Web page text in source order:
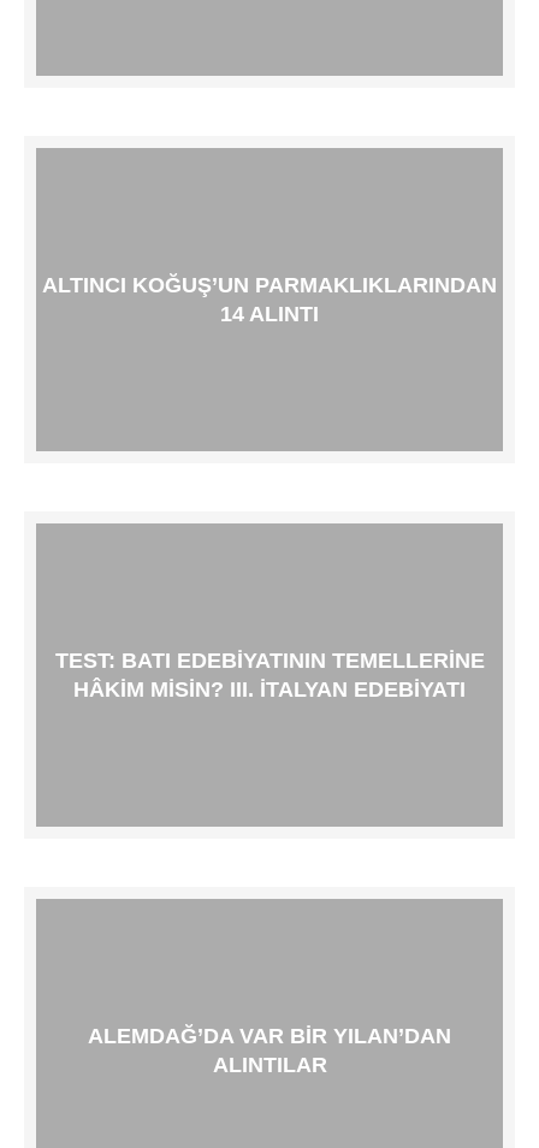
ALTINCI KOĞUŞ’UN PARMAKLIKLARINDAN
14 ALINTI
TEST: BATI EDEBIYATININ TEMELLERINE
HÂKIM MISIN? III. İTALYAN EDEBIYATI
ALEMDAĞ’DA VAR BIR YILAN’DAN
ALINTILAR